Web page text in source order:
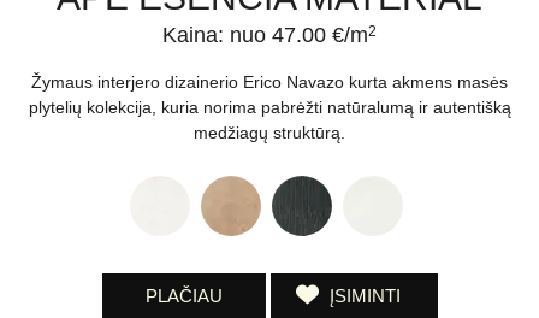
Kaina: nuo 47.00 €/m2
Žymaus interjero dizainerio Erico Navazo kurta akmens masės
plytelių kolekcija, kuria norima pabrėžti natūralumą ir autentišką
medžiagų struktūrą.
PLAČIAU ĮSIMINTI